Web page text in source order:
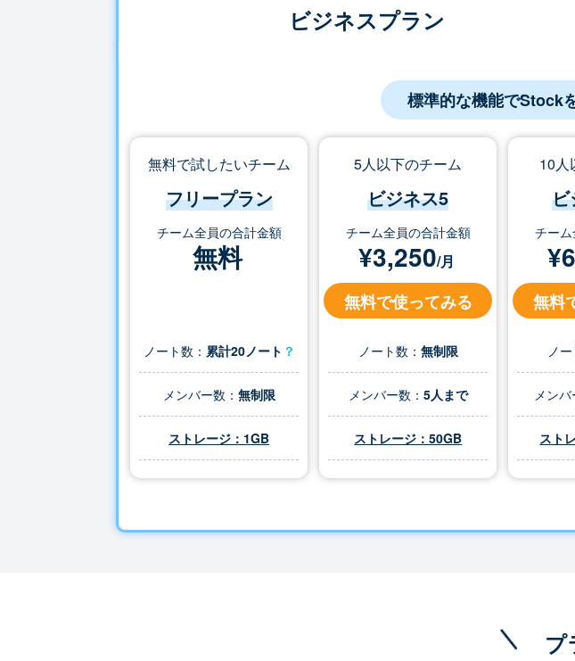
ビジネスプラン
標準的な機能でStock
無料で試したいチーム
フリープラン
チーム全員の合計金額
無料
ノート数： 累計20ノート ？
メンバー数： 無制限
ストレージ：1GB
5人以下のチーム
ビジネス5
チーム全員の合計金額
¥3,250/月
無料で使ってみる
ノート数： 無制限
メンバー数： 5人まで
ストレージ：50GB
10人
ビ
チー
¥
無料
ノ
メンバ
スト
プ